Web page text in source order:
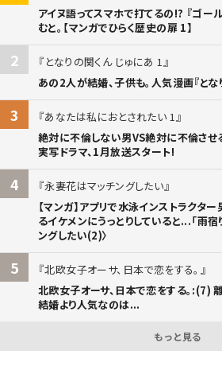
アイヌ語ってスマホで打てるの!? 『ゴー
むと。【マンガでひらく歴史の扉 1】
2
となりの関くん じゅにあ 1
あの2人が結婚、子供も。人気漫画『と
3
あなたは私におとされたい 1
絶対に不倫しない男VS絶対に不倫させ
実写ドラマ、1月放送スタート!
4
永妻花はマッチングしたい
【マンガ】アプリで水泳インストラクタ
るイケメンにうっとりしていると...「雨宿
ングしたい(2)〉
5
北欧女子オーサ、日本で恋をする。
北欧女子オーサ、日本で恋をする。:(7)
結婚より人気なのは...
もっと見る